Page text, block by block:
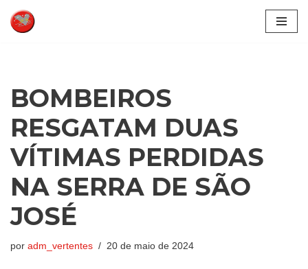
Pular
BOMBEIROS
RESGATAM DUAS
VÍTIMAS PERDIDAS
NA SERRA DE SÃO
JOSÉ
por adm_vertentes 20 de maio de 2024